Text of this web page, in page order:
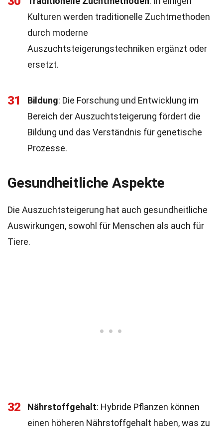
Kulturen werden traditionelle Zuchtmethoden
durch moderne
Auszuchtsteigerungstechniken ergänzt oder
ersetzt.
31 Bildung: Die Forschung und Entwicklung im
Bereich der Auszuchtsteigerung fördert die
Bildung und das Verständnis für genetische
Prozesse.
Gesundheitliche Aspekte
Die Auszuchtsteigerung hat auch gesundheitliche
Auswirkungen, sowohl für Menschen als auch für
Tiere.
32 Nährstoffgehalt: Hybride Pflanzen können
einen höheren Nährstoffgehalt haben, was zu